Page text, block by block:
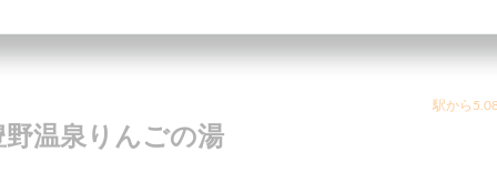
駅から
野温泉りんごの湯